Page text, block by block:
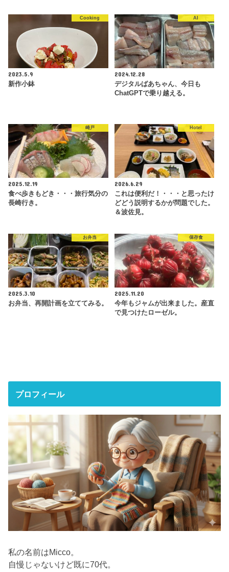
Cooking
2023.5.9
新作小鉢
AI
2024.12.28
デジタルばあちゃん、今日も
ChatGPTで乗り越える。
崎戸
2025.12.19
食べ歩きもどき・・・旅行気分の
長崎行き。
Hotel
2026.6.29
これは便利だ！・・・と思ったけ
どどう説明するかが問題でした。
＆波佐見。
お弁当
2025.3.10
お弁当、再開計画を立ててみる。
保存食
2025.11.20
今年もジャムが出来ました。産直
で見つけたローゼル。
プロフィール
私の名前はMicco。
自慢じゃないけど既に70代。